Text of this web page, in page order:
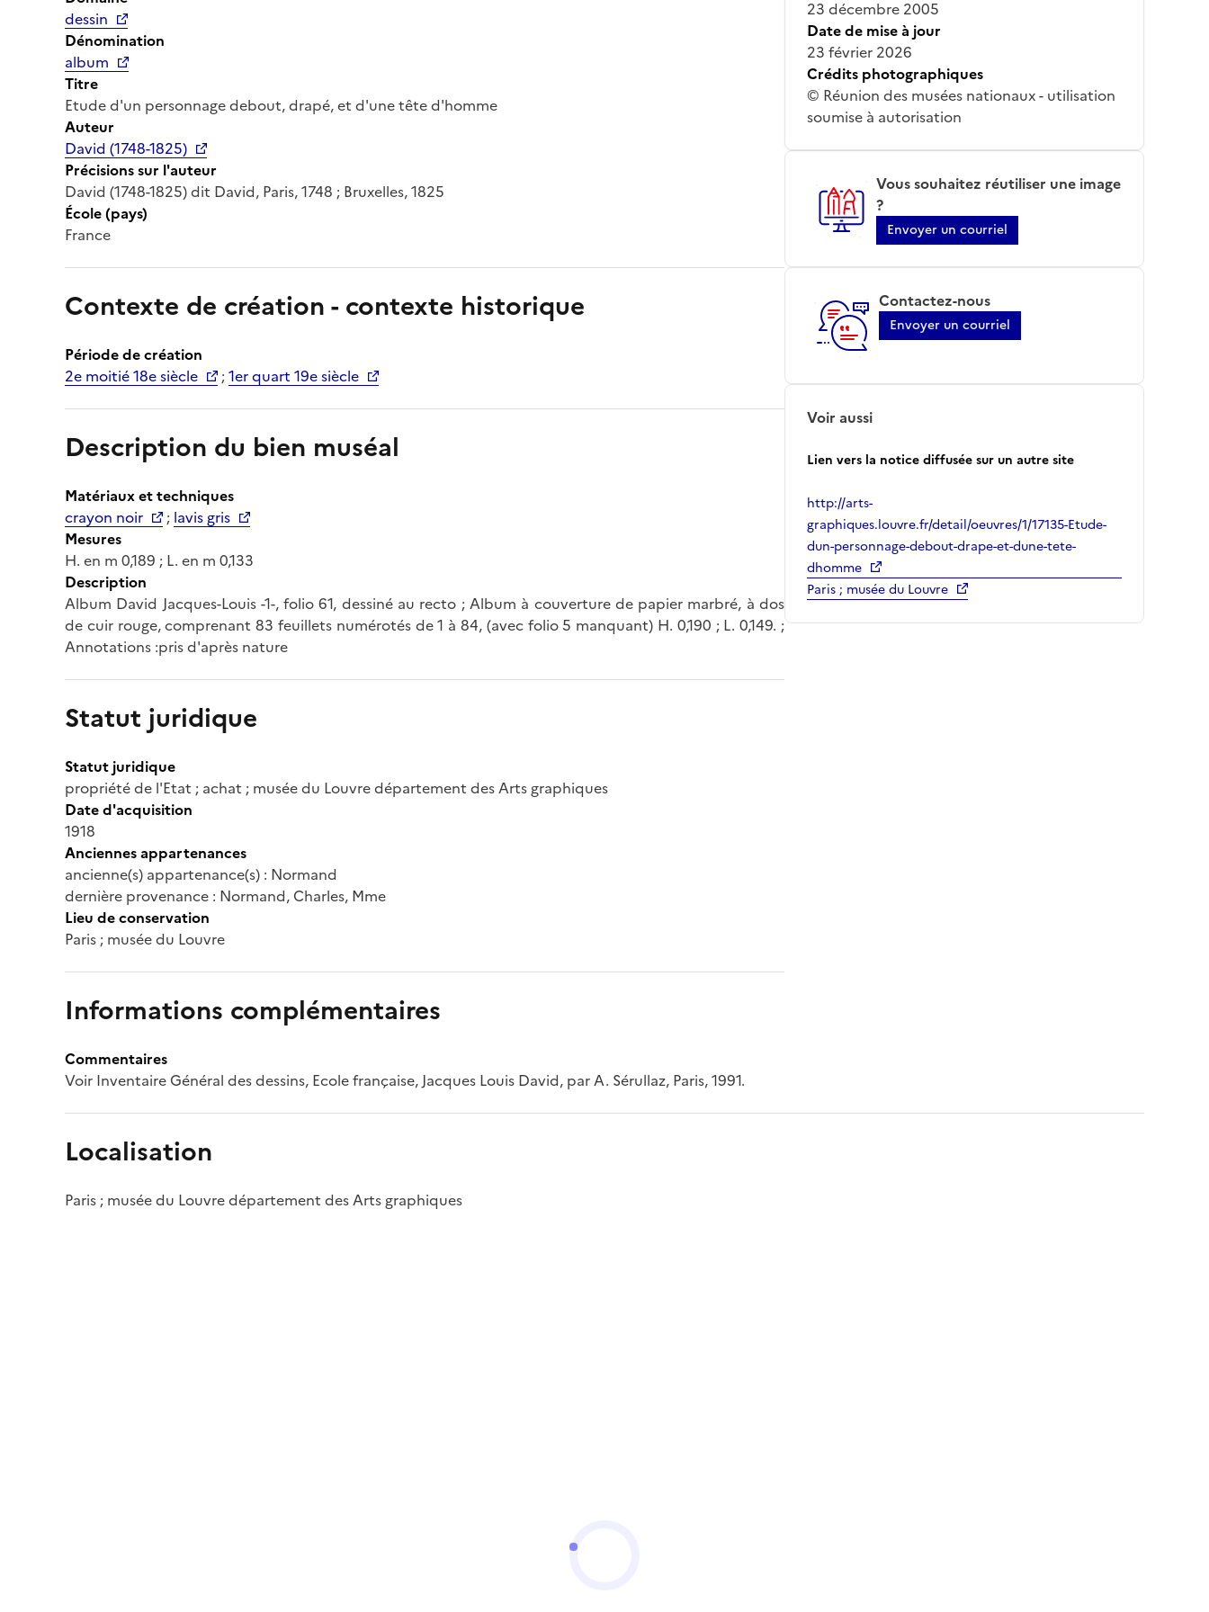
dessin
Dénomination
album
Titre
Etude d'un personnage debout, drapé, et d'une tête d'homme
Auteur
David (1748-1825)
Précisions sur l'auteur
David (1748-1825) dit David, Paris, 1748 ; Bruxelles, 1825
École (pays)
France
Contexte de création - contexte historique
Période de création
2e moitié 18e siècle
;1er quart 19e siècle
Description du bien muséal
Matériaux et techniques
crayon noir
; lavis gris
Mesures
H. en m 0,189 ; L. en m 0,133
Description
Album David Jacques-Louis -1-, folio 61, dessiné au recto ; Album à couverture de papier marbré, à dos
de cuir rouge, comprenant 83 feuillets numérotés de 1 à 84, (avec folio 5 manquant) H. 0,190 ; L. 0,149. ;
Annotations :pris d'après nature
Statut juridique
Statut juridique
propriété de l'Etat ; achat ; musée du Louvre département des Arts graphiques
Date d'acquisition
1918
Anciennes appartenances
ancienne(s) appartenance(s) : Normand
dernière provenance : Normand, Charles, Mme
Lieu de conservation
Paris ; musée du Louvre
Informations complémentaires
Commentaires
Voir Inventaire Général des dessins, Ecole française, Jacques Louis David, par A. Sérullaz, Paris, 1991.
23 décembre 2005
Date de mise à jour
23 février 2026
Crédits photographiques
© Réunion des musées nationaux - utilisation
soumise à autorisation
Vous souhaitez réutiliser une image
?
Envoyer un courriel
Contactez-nous
Envoyer un courriel
Voir aussi
Lien vers la notice diffusée sur un autre site
http://arts-
graphiques.louvre.fr/detail/oeuvres/1/17135-Etude-
dun-personnage-debout-drape-et-dune-tete-
dhomme
Paris ; musée du Louvre
Localisation
Paris ; musée du Louvre département des Arts graphiques